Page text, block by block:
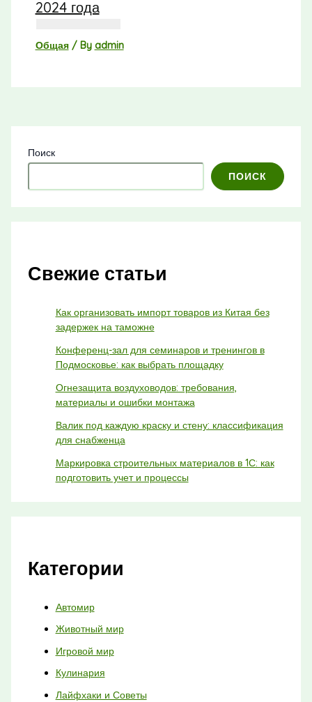
2024 года
Общая/ By admin
Поиск
ПОИСК
Свежие статьи
Как организовать импорт товаров из Китая без
задержек на таможне
Конференц-зал для семинаров и тренингов в
Подмосковье: как выбрать площадку
Огнезащита воздуховодов: требования,
материалы и ошибки монтажа
Валик под каждую краску и стену: классификация
для снабженца
Маркировка строительных материалов в 1С: как
подготовить учет и процессы
Категории
Автомир
Животный мир
Игровой мир
Кулинария
Лайфхаки и Советы